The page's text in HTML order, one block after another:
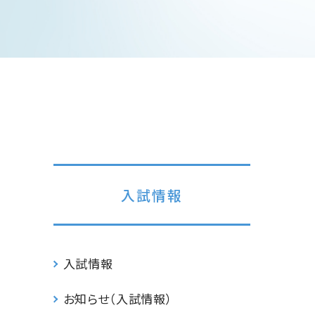
入試情報
入試情報
お知らせ（入試情報）